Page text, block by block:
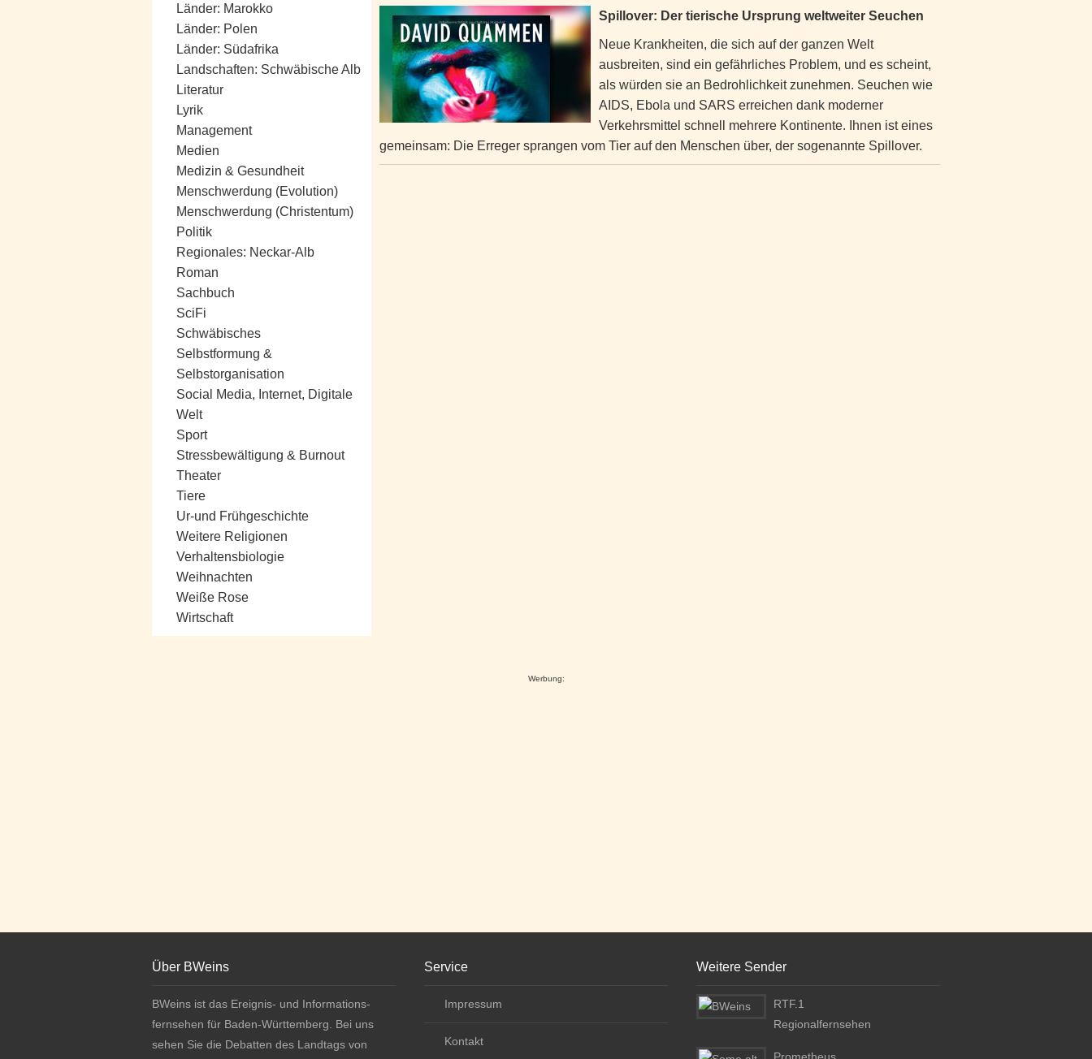
Länder: Marokko
Länder: Polen
Länder: Südafrika
Landschaften: Schwäbische Alb
Literatur
Lyrik
Management
Medien
Medizin & Gesundheit
Menschwerdung (Evolution)
Menschwerdung (Christentum)
Politik
Regionales: Neckar-Alb
Roman
Sachbuch
SciFi
Schwäbisches
Selbstformung &
Selbstorganisation
Social Media, Internet, Digitale
Welt
Sport
Stressbewältigung & Burnout
Theater
Tiere
Ur-und Frühgeschichte
Weitere Religionen
Verhaltensbiologie
Weihnachten
Weiße Rose
Wirtschaft
Spillover: Der tierische Ursprung weltweiter Seuchen
Neue Krankheiten, die sich auf der ganzen Welt
ausbreiten, sind ein gefährliches Problem, und es scheint,
als würden sie an Bedrohlichkeit zunehmen. Seuchen wie
AIDS, Ebola und SARS erreichen dank moderner
Verkehrsmittel schnell mehrere Kontinente. Ihnen ist eines
gemeinsam: Die Erreger sprangen vom Tier auf den Menschen über, der sogenannte Spillover.
Werbung:
About BWeins
Über BWeins
BWeins ist das Ereignis- und Informations-
fernsehen für Baden-Württemberg. Bei uns
sehen Sie die Debatten des Landtags von
Service
Impressum
Kontakt
Weitere Sender
RTF.1
Regionalfernsehen
Prometheus